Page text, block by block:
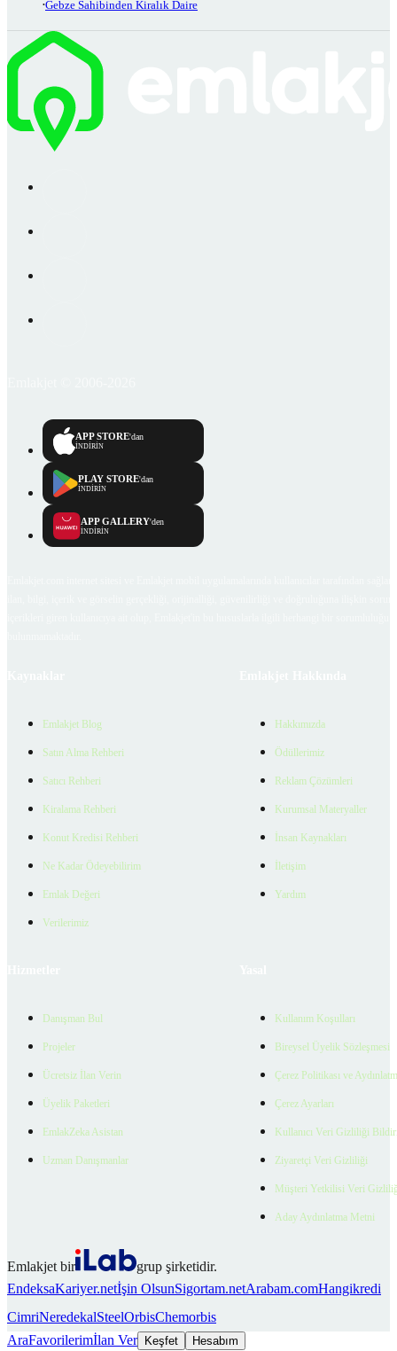
Gebze Sahibinden Kiralık Daire
APP STORE'dan
İNDİRİN
PLAY STORE'dan
İNDİRİN
APP GALLERY'den
İNDİRİN
Emlakjet Blog
Satın Alma Rehberi
Satıcı Rehberi
Kiralama Rehberi
Konut Kredisi Rehberi
Ne Kadar Ödeyebilirim
Emlak Değeri
Verilerimiz
Hakkımızda
Ödüllerimiz
Reklam Çözümleri
Kurumsal Materyaller
İnsan Kaynakları
İletişim
Yardım
Danışman Bul
Projeler
Ücretsiz İlan Verin
Üyelik Paketleri
EmlakZeka Asistan
Uzman Danışmanlar
Kullanım Koşulları
Bireysel Üyelik Sözleşmesi
Çerez Politikası ve
Çerez Ayarları
Kullanıcı Veri Gizliliği
Ziyaretçi Veri Gizliliği
Müşteri Yetkilisi Veri
Aday Aydınlatma Metni
Emlakjet bir
grup şirketidir.
EndeksaKariyer.netİşin OlsunSigortam.netArabam.comHangikredi
CimriNeredekalSteelOrbisChemorbis
AraFavorilerimİlan Ver Keşfet Hesabım